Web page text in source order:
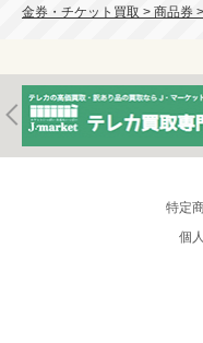
金券・チケット買取 > 商品券
特定
個